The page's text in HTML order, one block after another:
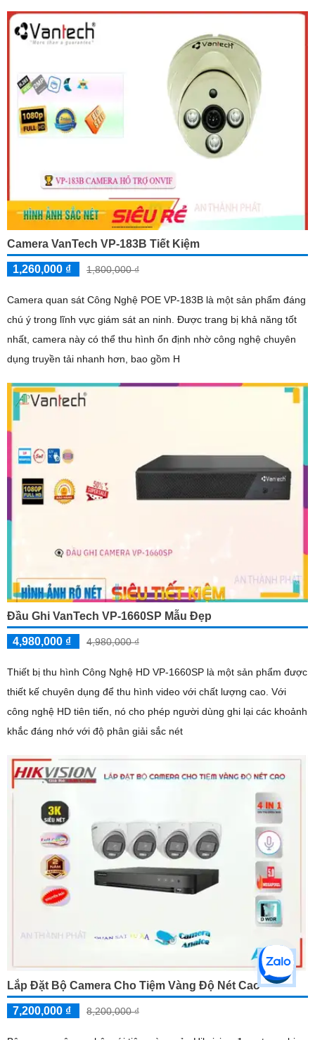
Camera VanTech VP-183B Tiết Kiệm
1,260,000 ₫ 1,800,000 ₫
Camera quan sát Công Nghệ POE VP-183B là một sản phẩm đáng
chú ý trong lĩnh vực giám sát an ninh. Được trang bị khả năng tốt
nhất, camera này có thể thu hình ổn định nhờ công nghệ chuyên
dụng truyền tải nhanh hơn, bao gồm H
Đầu Ghi VanTech VP-1660SP Mẫu Đẹp
4,980,000 ₫ 4,980,000 ₫
Thiết bị thu hình Công Nghệ HD VP-1660SP là một sản phẩm được
thiết kế chuyên dụng để thu hình video với chất lượng cao. Với
công nghệ HD tiên tiến, nó cho phép người dùng ghi lại các khoảnh
khắc đáng nhớ với độ phân giải sắc nét
Lắp Đặt Bộ Camera Cho Tiệm Vàng Độ Nét Cao
7,200,000 ₫ 8,200,000 ₫